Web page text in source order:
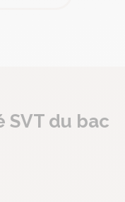
SVT du bac